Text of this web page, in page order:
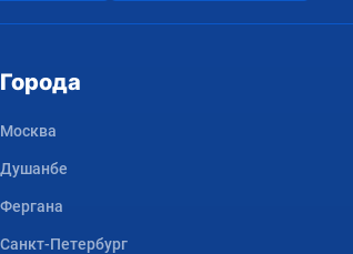
Города
Москва
Душанбе
Фергана
Санкт-Петербург